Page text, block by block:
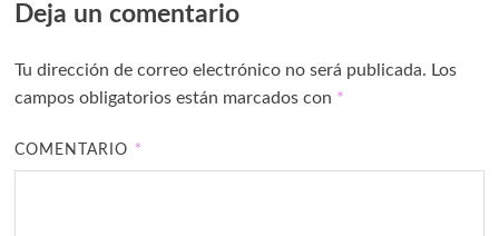
Deja un comentario
Tu dirección de correo electrónico no será publicada. Los
campos obligatorios están marcados con *
COMENTARIO *